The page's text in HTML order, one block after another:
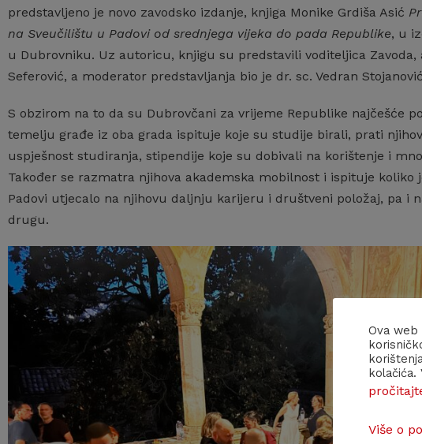
predstavljeno je novo zavodsko izdanje, knjiga Monike Grdiša Asić P
na Sveučilištu u Padovi od srednjega vijeka do pada Republike, u
u Dubrovniku. Uz autoricu, knjigu su predstavili voditeljica Zavoda,
Seferović, a moderator predstavljanja bio je dr. sc. Vedran Stojanović
S obzirom na to da su Dubrovčani za vrijeme Republike najčešće
temelju građe iz oba grada ispituje koje su studije birali, prati
uspješnost studiranja, stipendije koje su dobivali na korištenje i
Također se razmatra njihova akademska mobilnost i ispituje koliko
Padovi utjecalo na njihovu daljnju karijeru i društveni položaj, pa i
drugu.
Ova
Više o